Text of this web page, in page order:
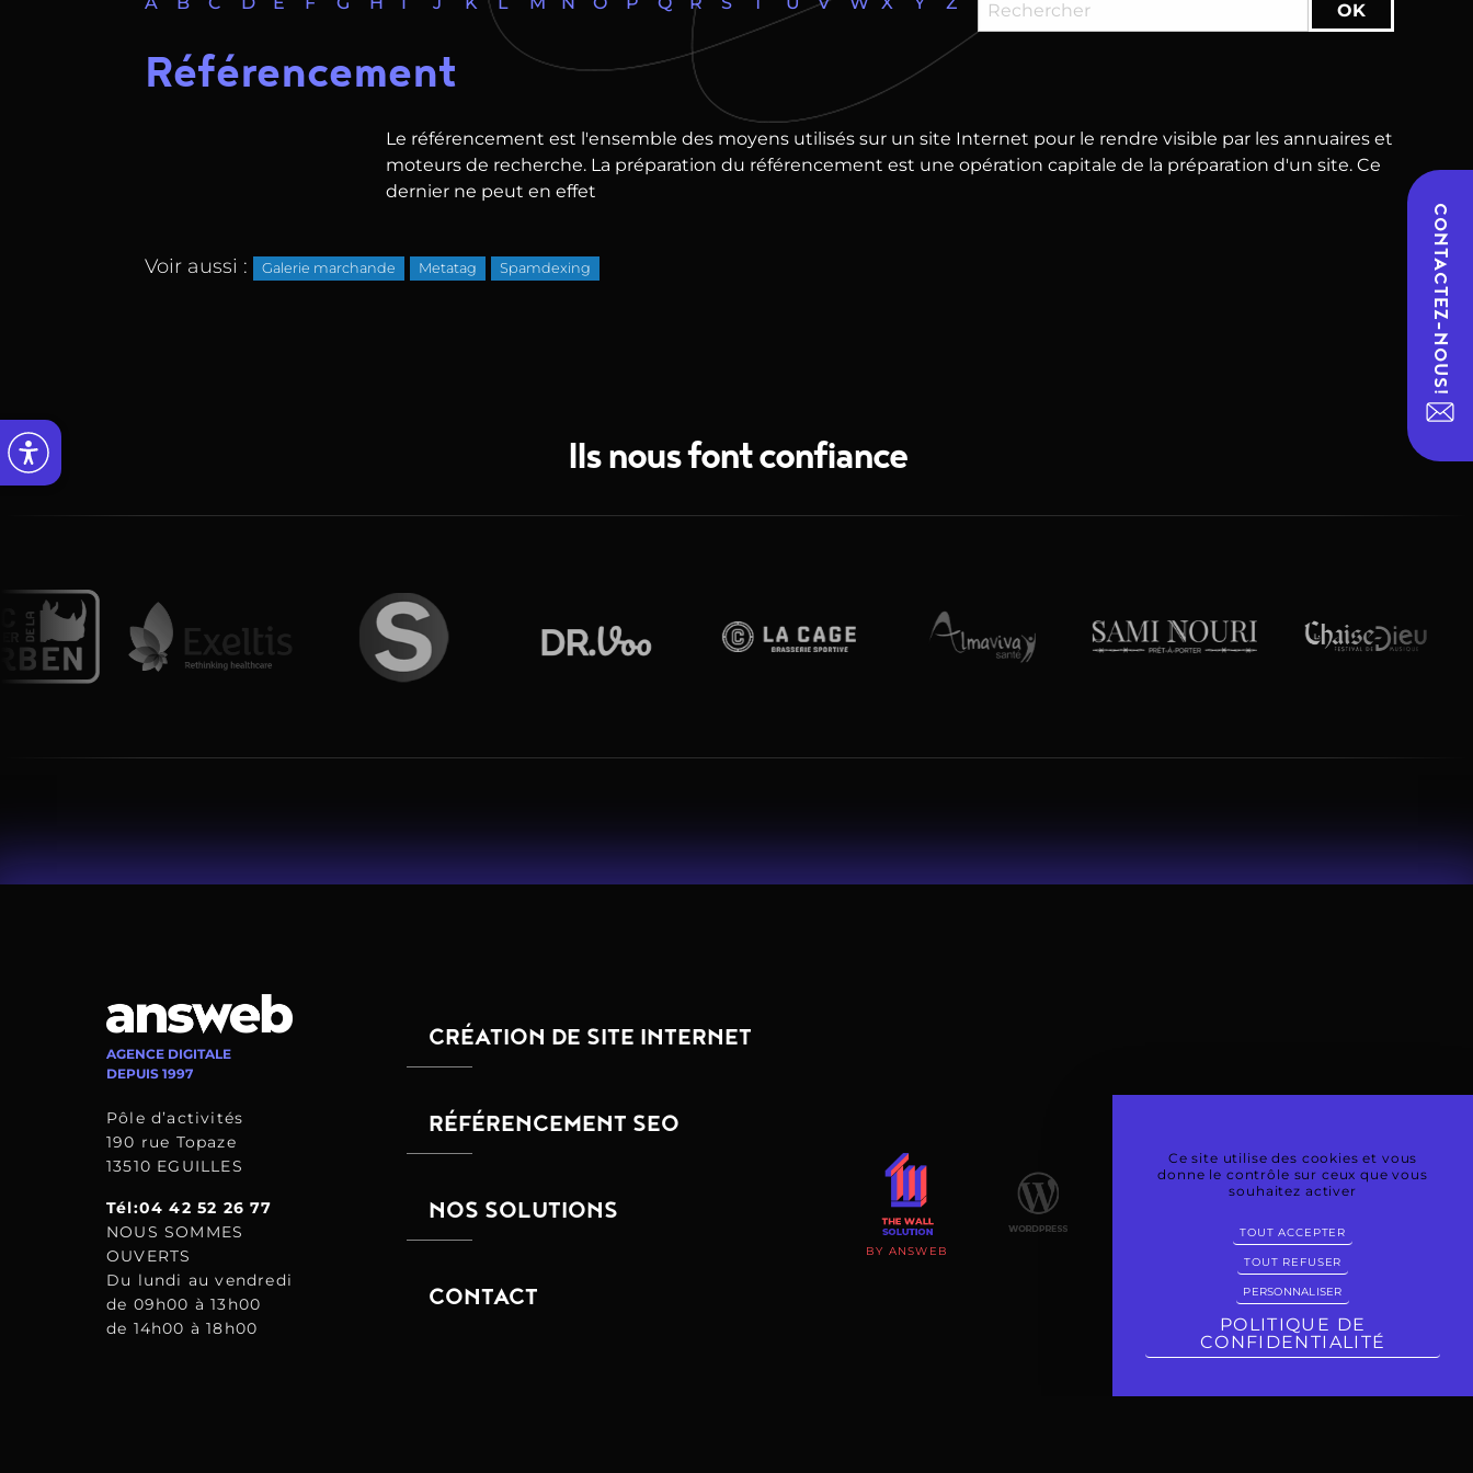
CONTACTEZ-NOUS!
Référencement
Le référencement est l'ensemble des moyens utilisés sur un site Internet pour le rendre visible par les annuaires et
moteurs de recherche. La préparation du référencement est une opération capitale de la préparation d'un site. Ce
dernier ne peut en effet
Voir aussi : Galerie marchande Metatag Spamdexing
Ils nous font confiance
AGENCE DIGITALE
DEPUIS 1997
Pôle d’activités
190 rue Topaze
13510 EGUILLES
Tél:04 42 52 26 77
NOUS SOMMES
OUVERTS
Du lundi au vendredi
de 09h00 à 13h00
de 14h00 à 18h00
CRÉATION DE SITE INTERNET
RÉFÉRENCEMENT SEO
NOS SOLUTIONS
CONTACT
BY ANSWEB
Ce site utilise des cookies et vous
donne le contrôle sur ceux que vous
souhaitez activer
TOUT ACCEPTER
TOUT REFUSER
PERSONNALISER
POLITIQUE DE
CONFIDENTIALITÉ